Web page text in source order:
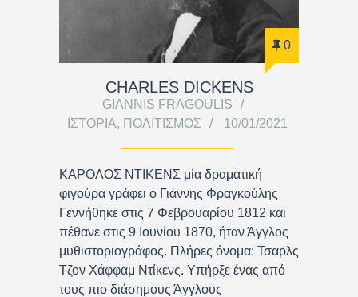
0
CHARLES DICKENS
GIANNIS FRAGOULIS
ΙΣΤΟΡΊΑ, ΠΟΛΙΤΙΣΜΌΣ 10/01/2021
ΚΑΡΟΛΟΣ ΝΤΙΚΕΝΣ μία δραματική
φιγούρα γράφει ο Γιάννης Φραγκούλης
Γεννήθηκε στις 7 Φεβρουαρίου 1812 και
πέθανε στις 9 Ιουνίου 1870, ήταν Άγγλος
μυθιστοριογράφος. Πλήρες όνομα: Τσαρλς
Τζον Χάφφαμ Ντίκενς. Υπήρξε ένας από
τους πιο διάσημους Άγγλους